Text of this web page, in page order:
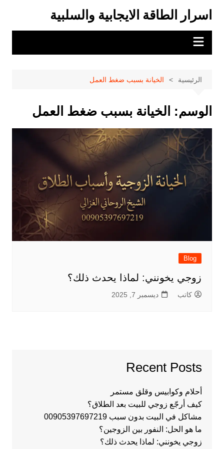
المحتوى
اسرار الطاقة الايجابية والسلبية
الرئيسية الخيانة بسبب ضغط العمل
الوسم: الخيانة بسبب ضغط العمل
Blog
زوجي يخونني: لماذا يحدث ذلك؟
كاتب ديسمبر 7, 2025
Recent Posts
أحلام وكوابيس وقلق مستمر
كيف أرجّع زوجي للبيت بعد الطلاق؟
مشاكل في البيت بدون سبب 00905397697219
ما هو الحل: النفور بين الزوجين؟
زوجي يخونني: لماذا يحدث ذلك؟